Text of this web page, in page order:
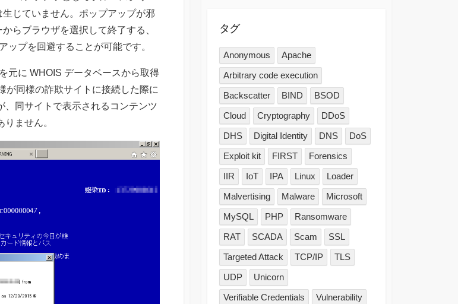
じていません。ポップアップが邪
らブラウザを選択して終了する、
ップを回避することが可能です。
元に WHOIS データベースから取得
が同様の詐欺サイトに接続した際に
、同サイトで表示されるコンテンツ
ません。
タグ
Anonymous
Apache
Arbitrary code execution
Backscatter
BIND
BSOD
Cloud
Cryptography
DDoS
DHS
Digital Identity DNS
DoS
Exploit kit
FIRST
Forensics
IIR
IoT IPA Linux
Loader
Malvertising
Malware
Microsoft
MySQL
PHP
Ransomware
RAT
SCADA Scam
SSL
Targeted Attack
TCP/IP
TLS
UDP
Unicorn
Verifiable Credentials
Vulnerability